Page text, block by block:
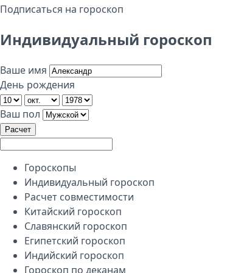
Подписаться на гороскоп
Индивидуальный гороскоп
Ваше имя
День рождения
Ваш пол
Расчет
Гороскопы
Индивидуальный гороскоп
Расчет совместимости
Китайский гороскоп
Славянский гороскоп
Египетский гороскоп
Индийский гороскоп
Гороскоп по деканам